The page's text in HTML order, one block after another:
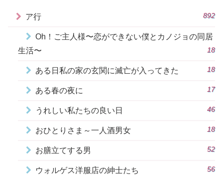
ア行 892
Oh！ご主人様〜恋ができない僕とカノジョの同居
生活〜
18
ある日私の家の玄関に滅亡が入ってきた 18
ある春の夜に 17
うれしい私たちの良い日 46
おひとりさま～一人酒男女 18
お膳立てする男 52
ウォルゲス洋服店の紳士たち 56